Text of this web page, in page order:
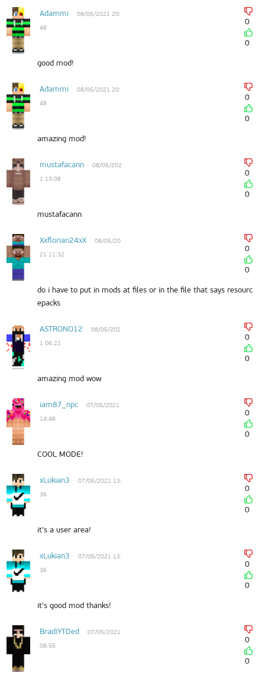
Adammi
08/05/2021 20:
48
0
0
good mod!
Adammi
08/05/2021 20:
48
0
0
amazing mod!
mustafacann
08/05/202
1 13:08
0
0
mustafacann
Xxflorian24xX
08/05/20
21 11:32
0
0
do i have to put in mods at files or in the file that says resourc
epacks
ASTRONO12
08/05/202
1 06:21
0
0
amazing mod wow
iam87_npc
07/05/2021
14:48
0
0
COOL MODE!
xLukian3
07/05/2021 13:
36
0
0
it's a user area!
xLukian3
07/05/2021 13:
36
0
0
it's good mod thanks!
BradiYTDed
07/05/2021
08:55
0
0